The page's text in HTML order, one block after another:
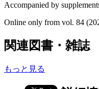
Accompanied by
Online only from vol. 84
関連図書・雑誌
もっと見る